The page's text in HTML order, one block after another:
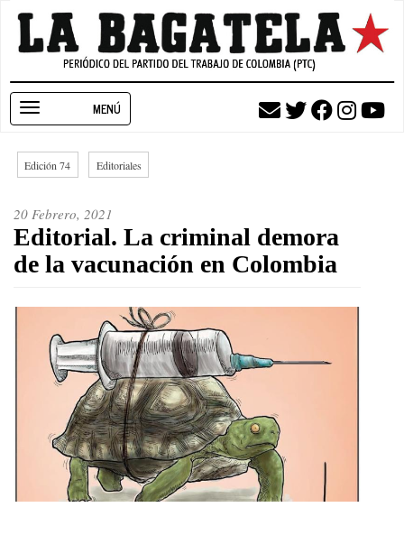
Pasar
contenido
navigation
Edición 74 Editoriales
20 Febrero, 2021
Editorial. La criminal demora
de la vacunación en Colombia